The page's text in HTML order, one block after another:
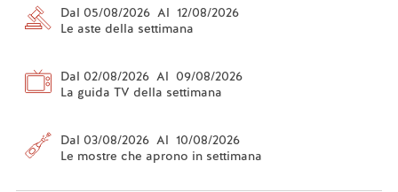
Dal 05/08/2026 Al 12/08/2026
Le aste della settimana
Dal 02/08/2026 Al 09/08/2026
La guida TV della settimana
Dal 03/08/2026 Al 10/08/2026
Le mostre che aprono in settimana